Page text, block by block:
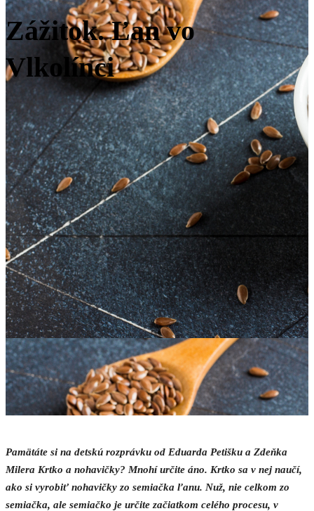
Zážitok. Ľan vo
Vlkolínci
Pamätáte si na detskú rozprávku od Eduarda Petišku a Zdeňka
Milera Krtko a nohavičky? Mnohí určite áno. Krtko sa v nej naučí,
ako si vyrobiť nohavičky zo semiačka ľanu. Nuž, nie celkom zo
semiačka, ale semiačko je určite začiatkom celého procesu, v